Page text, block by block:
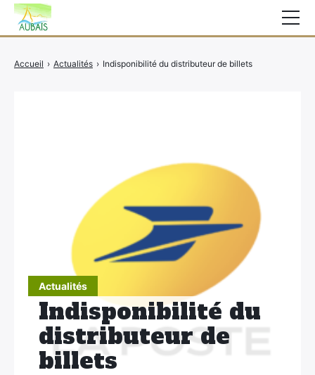
Actualités
Indisponibilité du
distributeur de
billets
Accueil › Actualités › Indisponibilité du distributeur de billets
Elections
Etat Civil
Autres Démarches